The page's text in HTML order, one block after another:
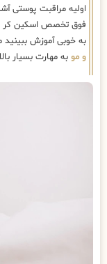
اولیه مراقبت پوستی
فوق تخصص اسکین کر
به خوبی آموزش ببینید
و مو به مهارت بسیار